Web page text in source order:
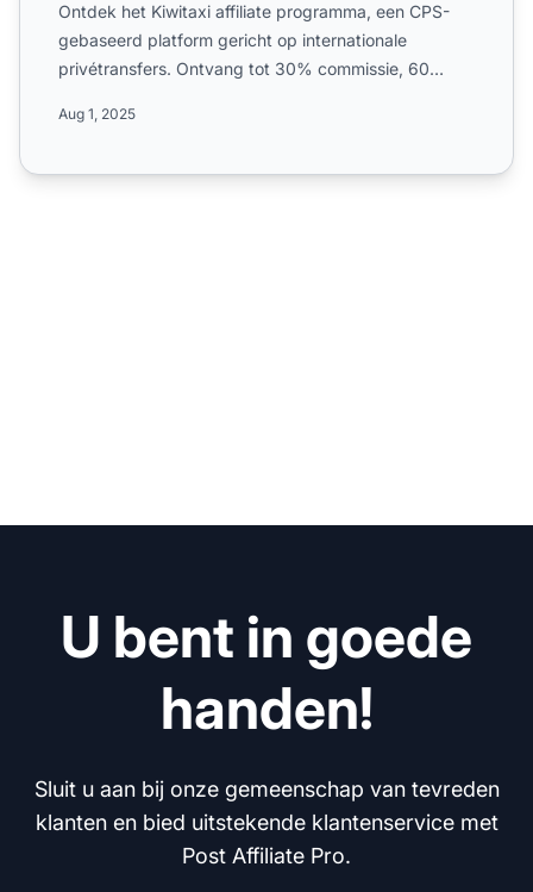
Ontdek het Kiwitaxi affiliate programma, een CPS-
gebaseerd platform gericht op internationale
privétransfers. Ontvang tot 30% commissie, 60
Aug 1, 2025
U bent in goede
handen!
Sluit u aan bij onze gemeenschap van tevreden
klanten en bied uitstekende klantenservice met
Post Affiliate Pro.